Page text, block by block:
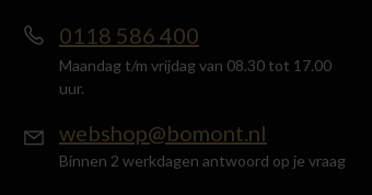
0118 586 400
Maandag t/m vrijdag van 08.30 tot 17.00
uur.
webshop@bomont.nl
Binnen 2 werkdagen antwoord op je vraag